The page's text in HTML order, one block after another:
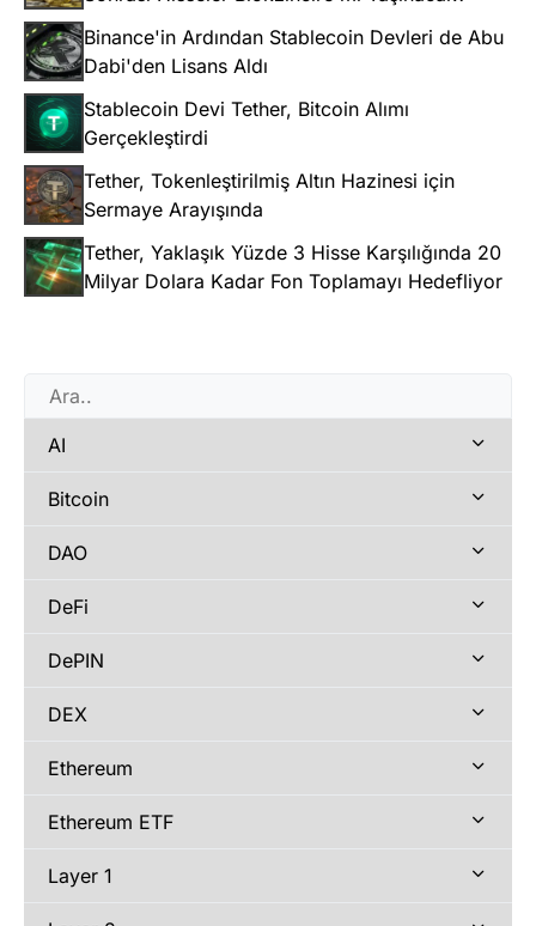
Binance'in Ardından Stablecoin Devleri de Abu
Dabi'den Lisans Aldı
Stablecoin Devi Tether, Bitcoin Alımı
Gerçekleştirdi
Tether, Tokenleştirilmiş Altın Hazinesi için
Sermaye Arayışında
Tether, Yaklaşık Yüzde 3 Hisse Karşılığında 20
Milyar Dolara Kadar Fon Toplamayı Hedefliyor
AI
Bitcoin
DAO
DeFi
DePIN
DEX
Ethereum
Ethereum ETF
Layer 1